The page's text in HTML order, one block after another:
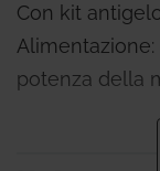
Con kit
potenza della